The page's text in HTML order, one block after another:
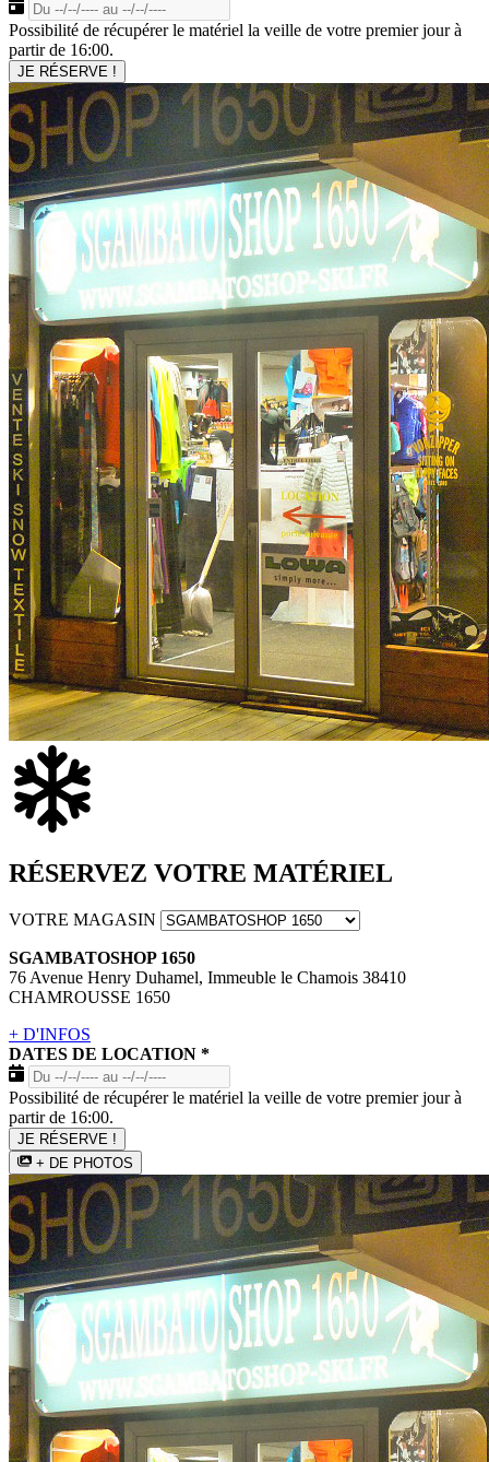
Possibilité de récupérer le matériel la veille de votre premier jour à
partir de 16:00.
JE RÉSERVE !
RÉSERVEZ VOTRE MATÉRIEL
VOTRE MAGASIN
SGAMBATOSHOP 1650
76 Avenue Henry Duhamel, Immeuble le Chamois 38410
CHAMROUSSE 1650
+ D'INFOS
DATES DE LOCATION *
Possibilité de récupérer le matériel la veille de votre premier jour à
partir de 16:00.
JE RÉSERVE !
+ DE PHOTOS